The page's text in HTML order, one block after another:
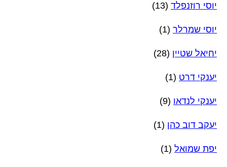
יוסי רוזנפלד (13)
יוסי שמרלר (1)
יחיאל שטיין (28)
יענקי דרט (1)
יענקי לנדאו (9)
יעקב דוב כהן (1)
יפת שמואל (1)